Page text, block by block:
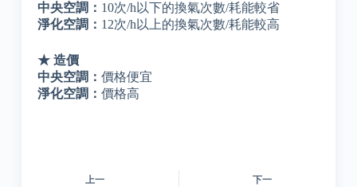
中央空調： 10次/h以下的換氣次數/耗能較省
淨化空調： 12次/h以上的換氣次數/耗能較高
★ 造價
中央空調： 價格便宜
淨化空調： 價格高
上一 下一